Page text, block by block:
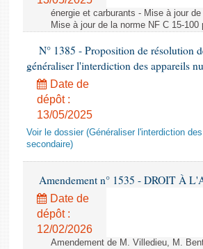
énergie et carburants - Mise à jour
Mise à jour de la norme NF C 15-
N° 1385 - Proposition de résolution
généraliser l'interdiction des appareils
Date de
dépôt :
13/05/2025
Voir le dossier (Généraliser l'interdiction
secondaire)
Amendement n° 1535 - DROIT À
Date de
dépôt :
12/02/2026
Amendement de M. Villedieu, M.